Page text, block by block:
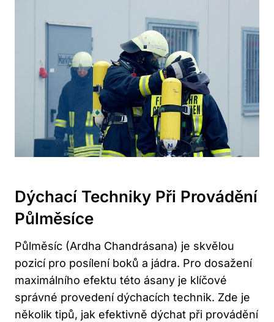
Dýchací Techniky Při Provádění
Půlměsíce
Půlměsíc (Ardha Chandrásana) je skvělou
pozicí pro posílení boků a jádra. Pro dosažení
maximálního efektu této ásany je klíčové
správné provedení dýchacích technik. Zde je
několik tipů, jak efektivně dýchat při provádění